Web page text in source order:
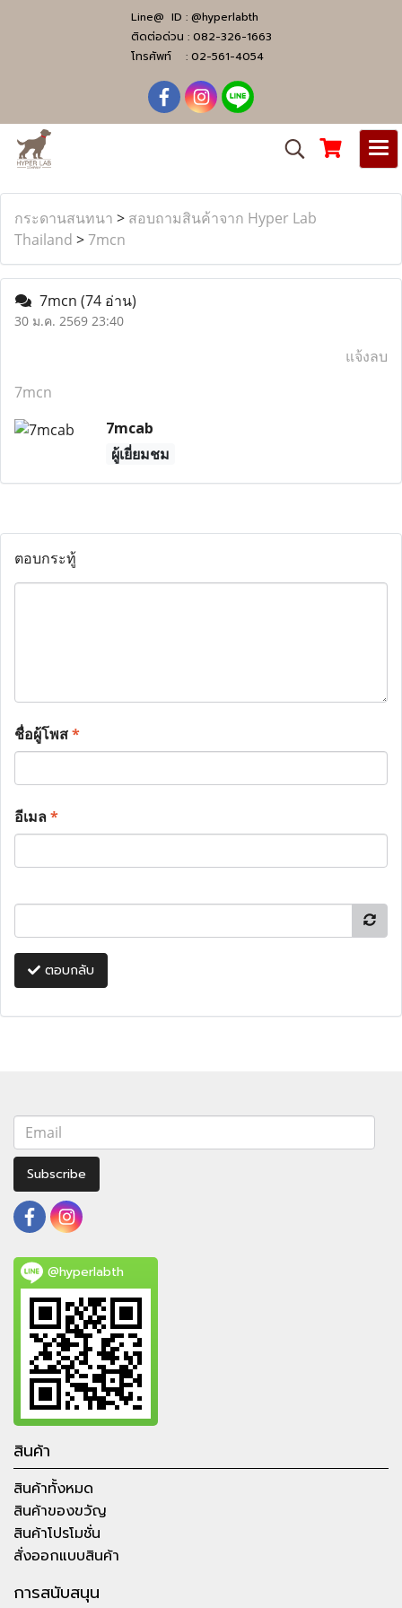
Line@ ID : @hyperlabth
ติดต่อด่วน : 082-326-1663
โทรศัพท์ : 02-561-4054
กระดานสนทนา > สอบถามสินค้าจาก Hyper Lab
Thailand >7mcn
7mcn (74 อ่าน)
30 ม.ค. 2569 23:40
แจ้งลบ
7mcn
7mcab
ผู้เยี่ยมชม
ตอบกระทู้
ชื่อผู้โพส*
อีเมล*
ตอบกลับ
Subscribe
@hyperlabth
สินค้า
สินค้าทั้งหมด
สินค้าของขวัญ
สินค้าโปรโมชั่น
สั่งออกแบบสินค้า
การสนับสนุน